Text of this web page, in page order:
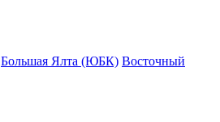
Большая Ялта (ЮБК) Восточный